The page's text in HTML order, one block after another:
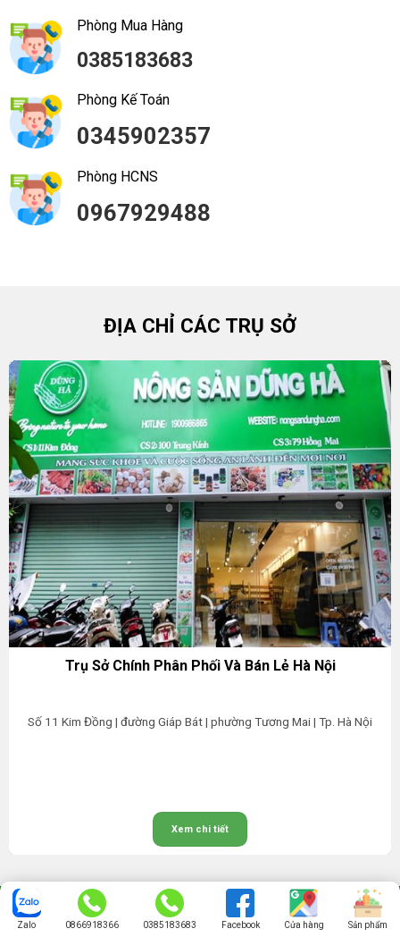
Phòng Mua Hàng
0385183683
Phòng Kế Toán
0345902357
Phòng HCNS
0967929488
ĐỊA CHỈ CÁC TRỤ SỞ
Trụ Sở Chính Phân Phối Và Bán Lẻ Hà Nội
Số 11 Kim Đồng | đường Giáp Bát | phường Tương Mai | Tp. Hà Nội
Xem chi tiết
Zalo 0866918366 0385183683 Facebook Cửa hàng Sản phẩm